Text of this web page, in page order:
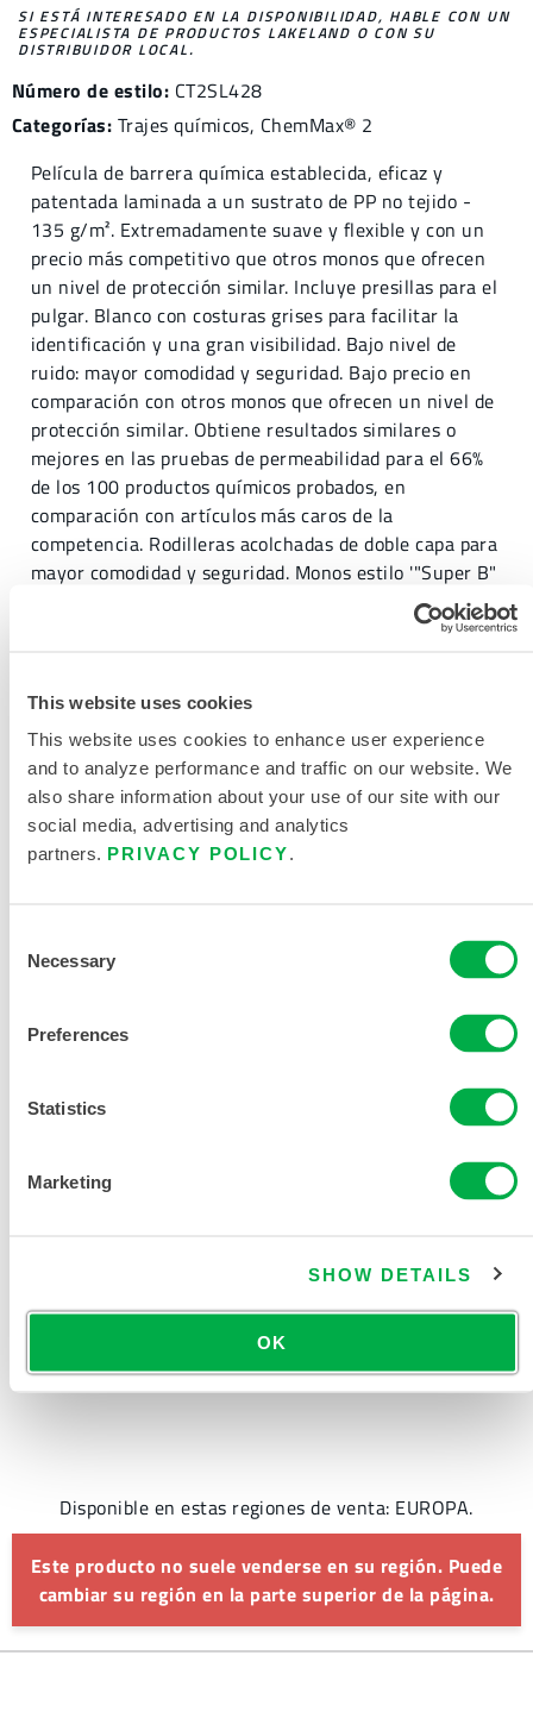
This website uses cookies
This website uses cookies to enhance user experience
and to analyze performance and traffic on our website. We
also share information about your use of our site with our
social media, advertising and analytics
partners. PRIVACY POLICY.
Selection
Necessary
Preferences
Statistics
Marketing
SHOW DETAILS
OK
SI ESTÁ INTERESADO EN LA DISPONIBILIDAD, HABLE CON UN
ESPECIALISTA DE PRODUCTOS LAKELAND O CON SU
DISTRIBUIDOR LOCAL.
Número de estilo: CT2SL428
Categorías: Trajes químicos, ChemMax® 2
Película de barrera química establecida, eficaz y
patentada laminada a un sustrato de PP no tejido -
135 g/m². Extremadamente suave y flexible y con un
precio más competitivo que otros monos que ofrecen
un nivel de protección similar. Incluye presillas para el
pulgar. Blanco con costuras grises para facilitar la
identificación y una gran visibilidad. Bajo nivel de
ruido: mayor comodidad y seguridad. Bajo precio en
comparación con otros monos que ofrecen un nivel de
protección similar. Obtiene resultados similares o
mejores en las pruebas de permeabilidad para el 66%
de los 100 productos químicos probados, en
comparación con artículos más caros de la
competencia. Rodilleras acolchadas de doble capa para
mayor comodidad y seguridad. Monos estilo '"Super B"
de diseño ergonómico: mejor ajuste, mayor comodidad
Tipo de prenda
Overol
Costura
Termosellado
Tamaño de la caja 10
SOLICITAR MÁS INFORMACIÓN
DOCUMENTOS RELACIONADOS
TABLA DE TALLAS DE ROPA
Disponible en estas regiones de venta: EUROPA.
Este producto no suele venderse en su región. Puede
cambiar su región en la parte superior de la página.